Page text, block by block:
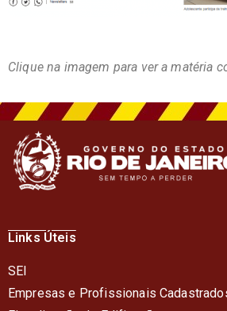
Clique na imagem para ver a matéria
Links Úteis
SEI
Empresas e Profissionais